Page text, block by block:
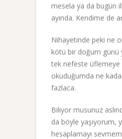
mesela ya da bugün
ayında. Kendime de
Nihayetinde peki ne
kötü bir doğum günü
tek nefeste üflemeye
okuduğumda ne
fazlaca.
Biliyor musunuz
da böyle yaşıyorum,
hesaplamayı